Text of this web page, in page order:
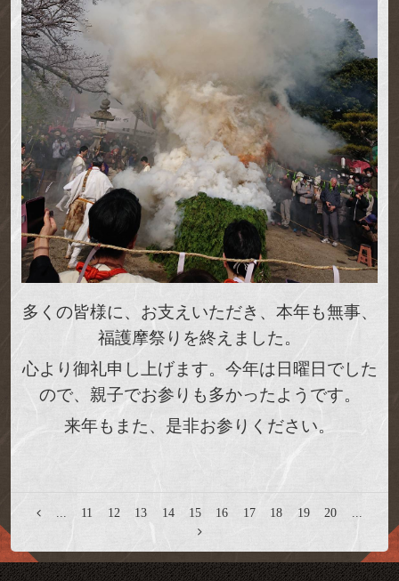
多くの皆様に、お支えいただき、 本年も無事、
福護摩祭りを終えました。
心より御礼申し上げます。今年は日曜日でした
ので、親子でお参りも多かったようです。
来年もまた、是非お参りください。
... 11 12 13 14 15 16 17 18 19 20 ...